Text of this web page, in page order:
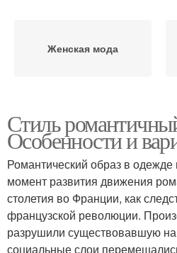
Женская мода
Стиль
Особенности и
Романтический образ в одежде
момент развития движения
столетия во Франции, как
французской революции.
разрушили существовавшую
социальные слои